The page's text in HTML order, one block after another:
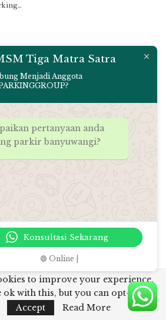
Sistem Parkir Modern
yang belum mengadopsi sistem Ambon
efektivitas dan efisiensi pengelolaan
ProposalMSM Parking Group
Ambon yang…
Canggih untuk Sistem
to improve your experience.
ok with this, but you can opt-out if
Accept Read More
Tiga Matra Satra
Menjadi Anggota
pertanyaan anda
parkir banyuwangi?
Konsultasi Sekarang
🟢 Online |